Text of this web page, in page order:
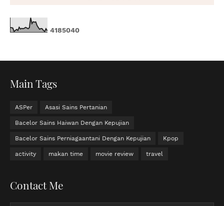
4185040
Main Tags
ASPer Asasi Sains Pertanian
Bacelor Sains Haiwan Dengan Kepujian
Bacelor Sains Perniagaantani Dengan Kepujian Kpop
activity makan time movie review travel
Contact Me